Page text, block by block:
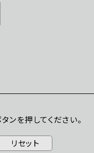
ンを押してください。